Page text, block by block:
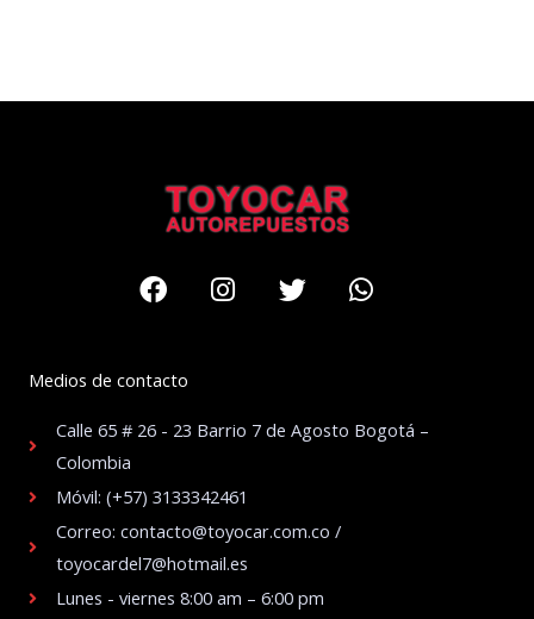
FacebookInstagram
TwitterWhatsapp
Medios de contacto
Calle 65 # 26 - 23 Barrio 7 de Agosto Bogotá –
Colombia
Móvil: (+57) 3133342461
Correo: contacto@toyocar.com.co /
toyocardel7@hotmail.es
Lunes - viernes 8:00 am – 6:00 pm